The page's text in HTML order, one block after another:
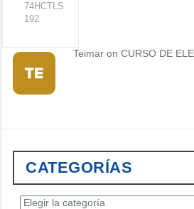
74HCTLS
192
Teimar on CURSO DE
CATEGORÍAS
C